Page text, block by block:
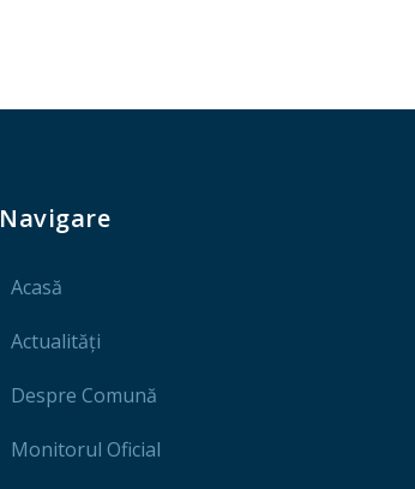
Navigare
Acasă
Actualități
Despre Comună
Monitorul Oficial